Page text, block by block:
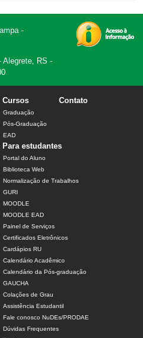
-
Alegrete, RS -
Cursos
Graduação
Pós-Graduação
EAD
Contato
Para estudantes
Portal do Aluno
Biblioteca Web
Normalização de Trabalhos
GURI
MOODLE
MOODLE EAD
Painel de Serviços
Certificados Eletrônicos
Cardápios RU
Calendário Acadêmico
Calendário da Pós-graduação
GAUCHA
Colações de Grau
Assistência Estudantil
Fale conosco NuDEs/PRODAE
Dúvidas Frequentes